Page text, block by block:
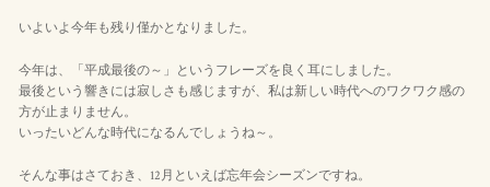
いよいよ今年も残り僅かとなりました。
今年は、「平成最後の～」というフレーズを良く耳にしました。
最後という響きには寂しさも感じますが、私は新しい時代へのワクワク感の
方が止まりません。
いったいどんな時代になるんでしょうね～。
そんな事はさておき、12月といえば忘年会シーズンですね。